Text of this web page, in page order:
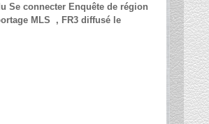
Se connecter Enquête de région
MLS , FR3 diffusé le